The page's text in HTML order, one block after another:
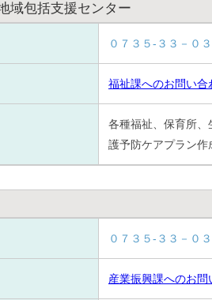
域包括支援センター
０７３５-３３－０
福祉課へのお問い合
各種福祉、保育所
護予防ケアプラン
０７３５-３３－０
産業振興課へのお問